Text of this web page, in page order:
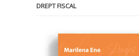
DREPT FISCAL